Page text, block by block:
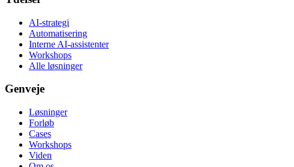
AI-strategi
Automatisering
Interne AI-assistenter
Workshops
Alle løsninger
Genveje
Løsninger
Forløb
Cases
Workshops
Viden